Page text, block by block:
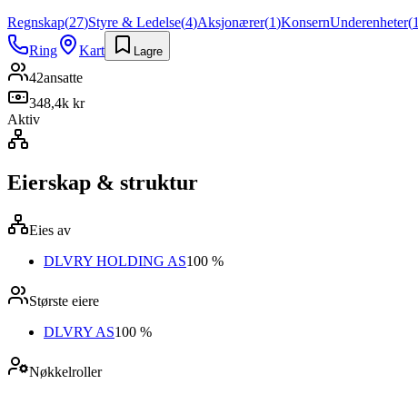
Regnskap(27)Styre & Ledelse(4)Aksjonærer(1)KonsernUnderenheter(1
Ring
Kart Lagre
42ansatte
348,4k kr
Aktiv
Eierskap & struktur
Eies av
DLVRY HOLDING AS100 %
Største eiere
DLVRY AS100 %
Nøkkelroller